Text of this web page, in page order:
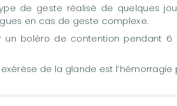
de geste réalisé de quelques
en cas de geste complexe.
un boléro de contention pendant
de la glande est